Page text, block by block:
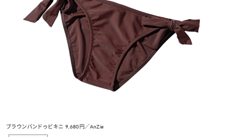
ブラウンバンドゥビキニ 9,680円／AnZie